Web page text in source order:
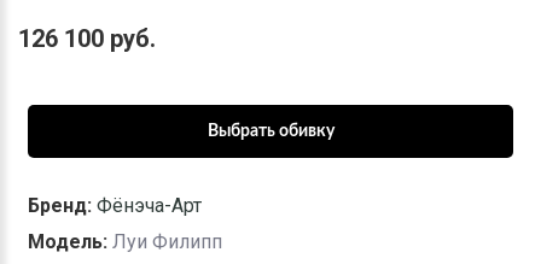
126 100 руб.
Бренд: Фёнэча-Арт
Модель: Луи Филипп